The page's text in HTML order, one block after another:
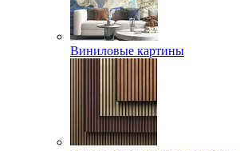
Виниловые картины